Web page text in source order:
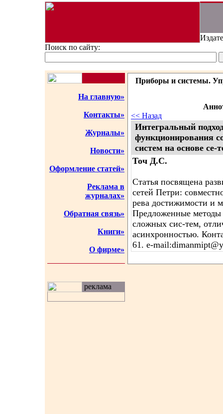
Поиск по сайту:
На главную»
Контакты»
Журналы»
Новости»
Оформление статей»
Реклама в
журналах»
Обратная связь»
Книги»
О фирме»
реклама
Приборы и системы.
<< Назад
Интегральный
функционирования
систем на основе се-
Точ Д.С.
Статья посвящена
сетей Петри:
рева достижимости и
Предложенные методы
сложных сис-тем,
асинхронностью.
61. e-